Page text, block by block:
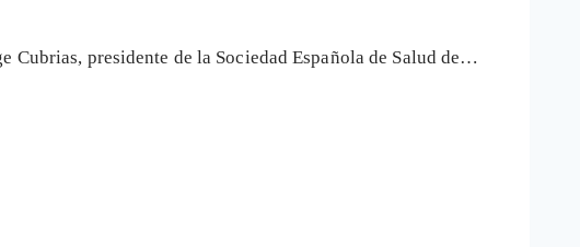
Cubrias, presidente de la Sociedad Española de Salud de…